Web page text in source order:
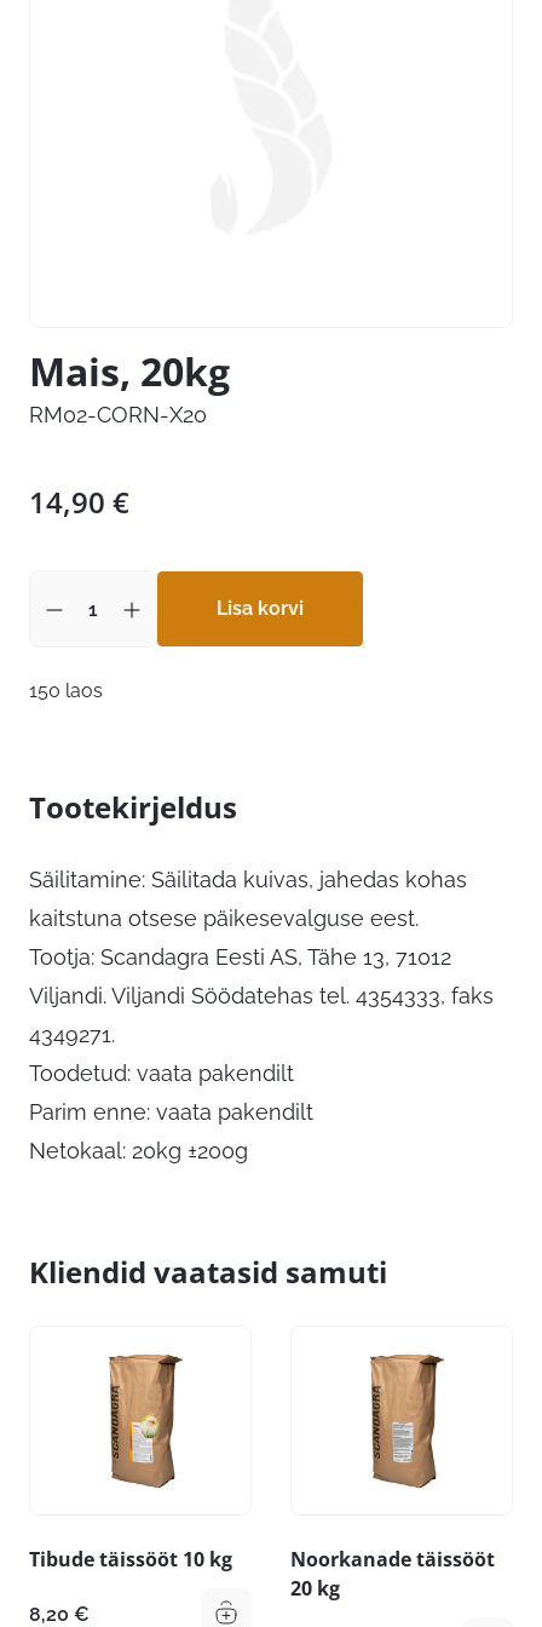
Mais, 20kg
RM02-CORN-X20
14,90 €
Lisa korvi
150 laos
Tootekirjeldus
Säilitamine: Säilitada kuivas, jahedas kohas
kaitstuna otsese päikesevalguse eest.
Tootja: Scandagra Eesti AS, Tähe 13, 71012
Viljandi. Viljandi Söödatehas tel. 4354333, faks
4349271.
Toodetud: vaata pakendilt
Parim enne: vaata pakendilt
Netokaal: 20kg ±200g
Kliendid vaatasid samuti
Tibude täissööt 10 kg
8,20 €
Noorkanade täissööt
20 kg